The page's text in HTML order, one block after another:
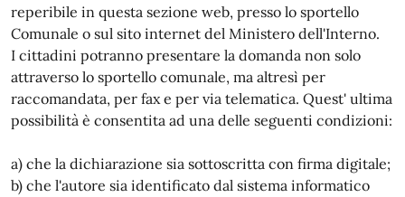
reperibile in questa sezione web, presso lo sportello
Comunale o sul sito internet del Ministero dell'Interno.
I cittadini potranno presentare la domanda non solo
attraverso lo sportello comunale, ma altresì per
raccomandata, per fax e per via telematica. Quest' ultima
possibilità è consentita ad una delle seguenti condizioni:
a) che la dichiarazione sia sottoscritta con firma digitale;
b) che l'autore sia identificato dal sistema informatico